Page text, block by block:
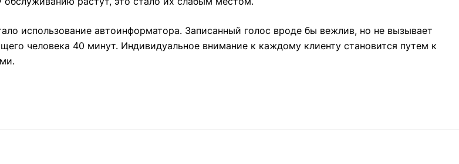
использование автоинформатора. Записанный голос вроде бы вежлив, но не вызывает
человека 40 минут. Индивидуальное внимание к каждому клиенту становится путем к